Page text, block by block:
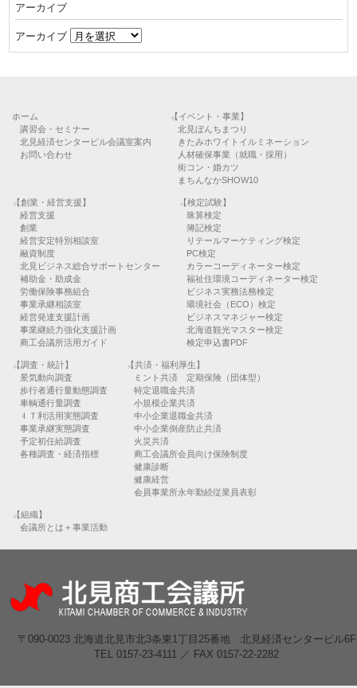
アーカイブ
アーカイブ
ホーム
講習会・セミナー
北見経済センタービル会議室案内
お問い合わせ
【イベント・事業】
北見ぼんちまつり
きたみホワイトイルミネーション
人材確保事業（就職・採用）
街コン・婚カツ
まちんなかSHOW10
【創業・経営支援】
経営支援
創業
経営安定特別相談室
融資制度
北見ビジネス総合サポートセンター
補助金・助成金
労働保険事務組合
事業承継相談室
経営発達支援計画
事業継続力強化支援計画
商工会議所活用ガイド
【検定試験】
珠算検定
簿記検定
リテールマーケティング検定
PC検定
カラーコーディネーター検定
福祉住環境コーディネーター検定
ビジネス実務法務検定
環境社会（ECO）検定
ビジネスマネジャー検定
北海道観光マスター検定
検定申込書PDF
【調査・統計】
景気動向調査
歩行者通行量動態調査
車輌通行量調査
ＩＴ利活用実態調査
事業承継実態調査
予定初任給調査
各種調査・経済指標
【共済・福利厚生】
ミント共済 定期保険（団体型）
特定退職金共済
小規模企業共済
中小企業退職金共済
中小企業倒産防止共済
火災共済
商工会議所会員向け保険制度
健康診断
健康経営
会員事業所永年勤続従業員表彰
【組織】
会議所とは＋事業活動
〒090-0023 北海道北見市北3条東1丁目25番地 北見経済センタービル6F
TEL 0157-23-4111 ／ FAX 0157-22-2282